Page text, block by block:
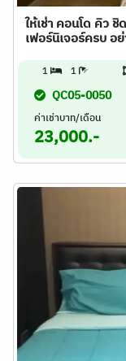
ให้เช่า คอนโด คิว
เฟอร์นิเจอร์ครบ อ
1 1
QC05-0050
ค่าเช่าบาท/เดือน
23,000.-